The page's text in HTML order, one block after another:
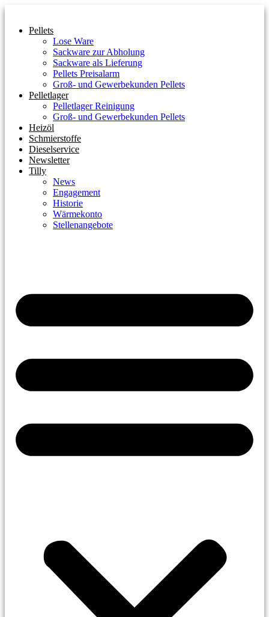
Pellets
Lose Ware
Sackware zur Abholung
Sackware als Lieferung
Pellets Preisalarm
Groß- und Gewerbekunden Pellets
Pelletlager
Pelletlager Reinigung
Groß- und Gewerbekunden Pellets
Heizöl
Schmierstoffe
Dieselservice
Newsletter
Tilly
News
Engagement
Historie
Wärmekonto
Stellenangebote